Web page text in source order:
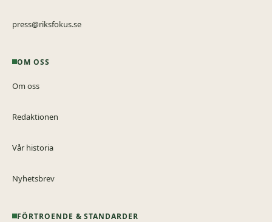
press@riksfokus.se
OM OSS
Om oss
Redaktionen
Vår historia
Nyhetsbrev
FÖRTROENDE & STANDARDER